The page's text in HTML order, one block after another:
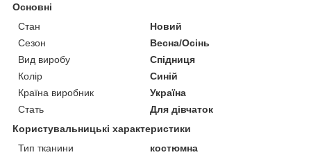
Основні
Стан
Новий
Сезон
Весна/Осінь
Вид виробу
Спідниця
Колір
Синій
Країна виробник
Україна
Стать
Для дівчаток
Користувальницькі характеристики
Тип тканини
костюмна